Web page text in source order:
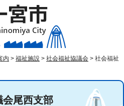
内 > 福祉施設 > 社会福祉協議会 > 社会福祉
会尾西支部